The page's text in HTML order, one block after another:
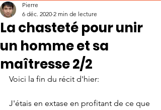
La chasteté pour unir
un homme et sa
maîtresse 2/2
Pierre
6 déc. 2020 2 min de lecture
Voici la fin du récit d'hier:
J'étais en extase en profitant de ce que